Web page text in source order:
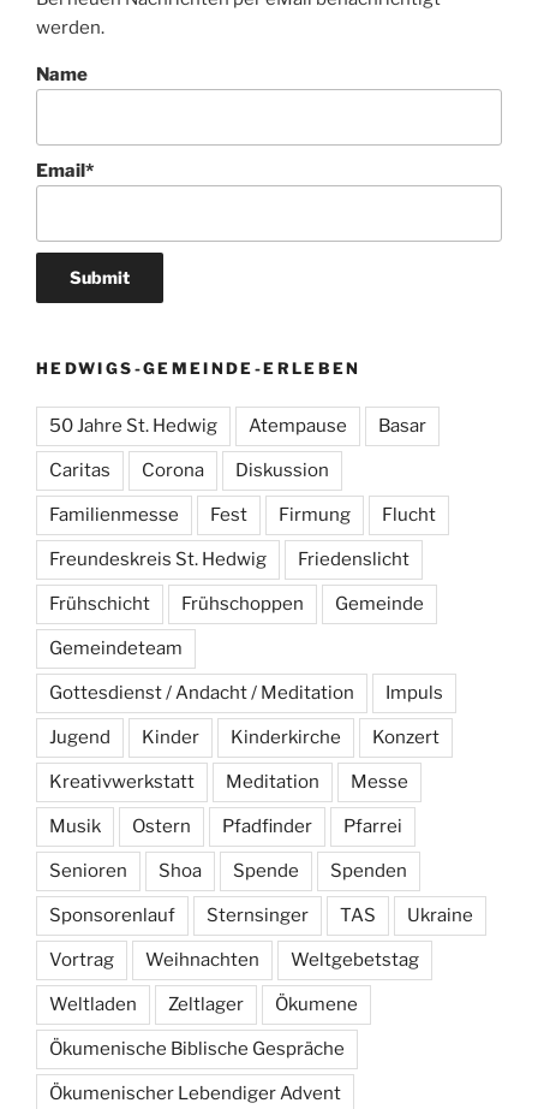
werden.
Name
Email*
HEDWIGS-GEMEINDE-ERLEBEN
50 Jahre St. Hedwig Atempause Basar
Caritas Corona Diskussion
Familienmesse Fest Firmung Flucht
Freundeskreis St. Hedwig Friedenslicht
Frühschicht Frühschoppen Gemeinde
Gemeindeteam
Gottesdienst / Andacht / Meditation Impuls
Jugend Kinder Kinderkirche Konzert
Kreativwerkstatt Meditation Messe
Musik Ostern Pfadfinder Pfarrei
Senioren Shoa Spende Spenden
Sponsorenlauf Sternsinger TAS Ukraine
Vortrag Weihnachten Weltgebetstag
Weltladen Zeltlager Ökumene
Ökumenische Biblische Gespräche
Ökumenischer Lebendiger Advent